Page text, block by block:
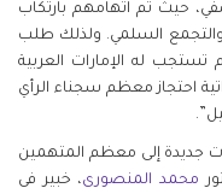
حيث تم اتهامهم بارتكاب
السلمي. ولذلك طلب
تستجب له الإمارات العربية
احتجاز معظم سجناء الرأي
اتهامات جديدة إلى معظم المتهمين
محمد المنصوري، خبير في